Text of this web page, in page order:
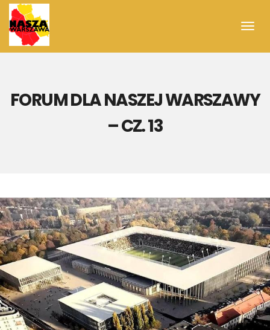
FORUM DLA NASZEJ WARSZAWY
– CZ. 13